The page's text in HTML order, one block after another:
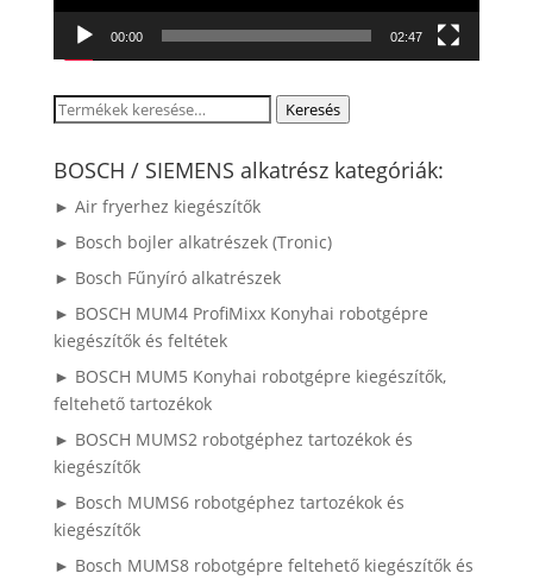
00:00 02:47
Keresés
következőre:
Keresés
BOSCH / SIEMENS alkatrész kategóriák:
► Air fryerhez kiegészítők
► Bosch bojler alkatrészek (Tronic)
► Bosch Fűnyíró alkatrészek
► BOSCH MUM4 ProfiMixx Konyhai robotgépre
kiegészítők és feltétek
► BOSCH MUM5 Konyhai robotgépre kiegészítők,
feltehető tartozékok
► BOSCH MUMS2 robotgéphez tartozékok és
kiegészítők
► Bosch MUMS6 robotgéphez tartozékok és
kiegészítők
► Bosch MUMS8 robotgépre feltehető kiegészítők és